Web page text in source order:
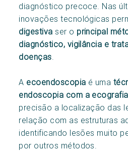
diagnóstico precoce. Nas
inovações tecnológicas
digestiva ser o principal
diagnóstico, vigilância e
doenças
A ecoendoscopia é uma
endoscopia com a ecografia
precisão a localização das
relação com as estruturas
identificando lesões muito
por outros métodos.